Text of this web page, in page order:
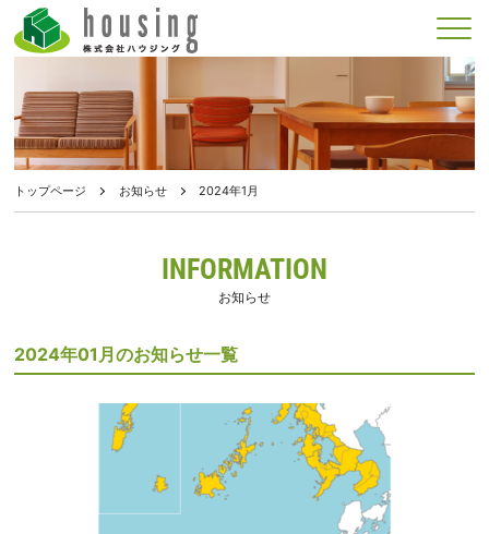
メニュー
トップページ お知らせ 2024年1月
INFORMATION
お知らせ
2024年01月のお知らせ一覧